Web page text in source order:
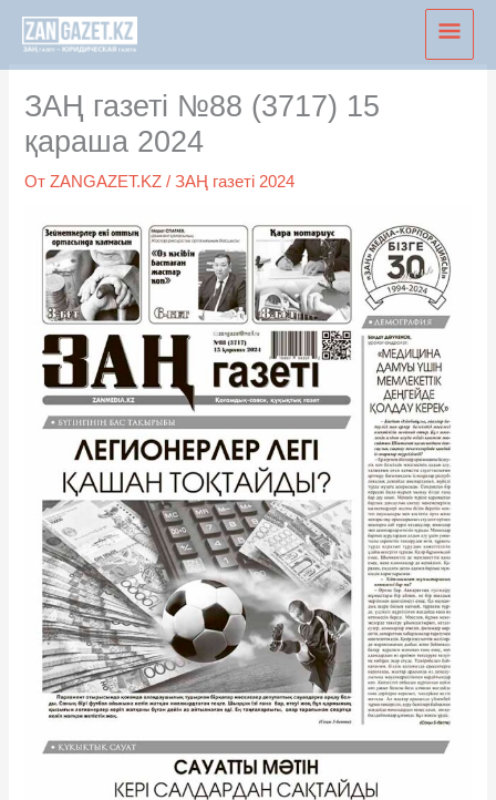
Перейти
содержимому
ЗАҢ газеті №88 (3717) 15
қараша 2024
ОтZANGAZET.KZ/ЗАҢ газеті 2024